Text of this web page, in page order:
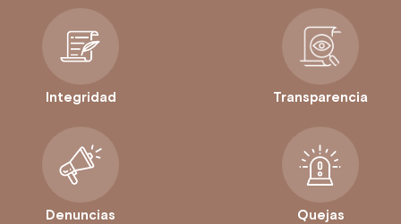
Integridad Transparencia
Denuncias Quejas